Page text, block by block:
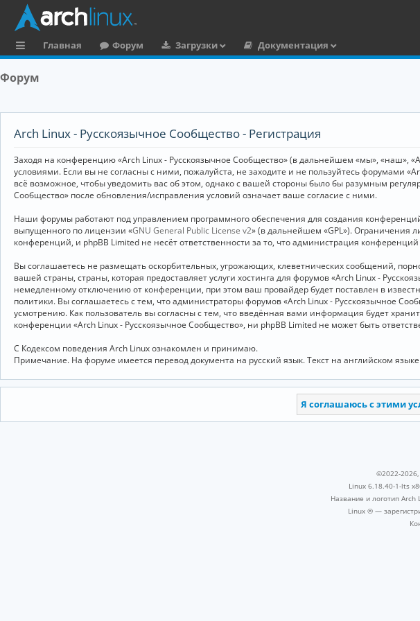
ы
к
Главная Форум Загрузки
Документация
Форум
Arch Linux - Русскоязычное Сообщество - Регистрация
Заходя на конференцию «Arch Linux - Русскоязычное Сообщество» (в дальнейшем «мы», «наш»,
условиями. Если вы не согласны с ними, пожалуйста, не заходите и не пользуйтесь форумами
всё возможное, чтобы уведомить вас об этом, однако с вашей стороны было бы разумным
Сообщество» после обновления/исправления условий означает ваше согласие с ними.
Наши форумы работают под управлением программного обеспечения для создания
выпущенного по лицензии «GNU General Public License v2» (в дальнейшем «GPL»). Ограничения
конференций, и phpBB Limited не несёт ответственности за то, что администрация
Вы соглашаетесь не размещать оскорбительных, угрожающих, клеветнических сообщений,
вашей страны, страны, которая предоставляет услуги хостинга для форумов «Arch Linux -
немедленному отключению от конференции, при этом ваш провайдер будет поставлен в
политики. Вы соглашаетесь с тем, что администраторы форумов «Arch Linux - Русскоязычное
усмотрению. Как пользователь вы согласны с тем, что введённая вами информация будет
конференции «Arch Linux - Русскоязычное Сообщество», ни phpBB Limited не может быть
С Кодексом поведения Arch Linux ознакомлен и принимаю.
Примечание. На форуме имеется перевод документа на русский язык. Текст на английском
©2022-2026,
Linux 6.18.40-1-lts
Название и логотип
Linux ® —